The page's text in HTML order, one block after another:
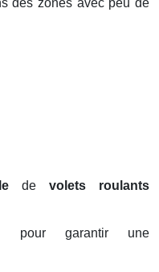
des zones avec peu de
de volets roulants
pour garantir une